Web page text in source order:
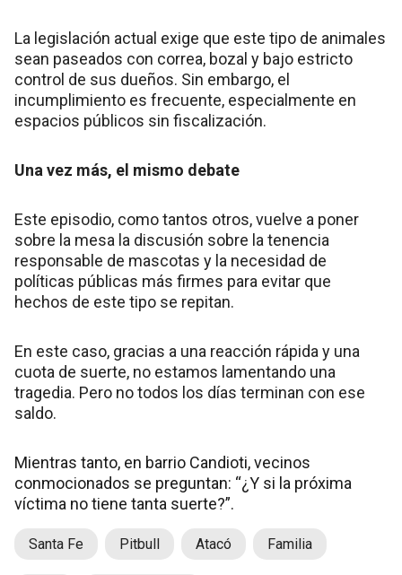
La legislación actual exige que este tipo de animales
sean paseados con correa, bozal y bajo estricto
control de sus dueños. Sin embargo, el
incumplimiento es frecuente, especialmente en
espacios públicos sin fiscalización.
Una vez más, el mismo debate
Este episodio, como tantos otros, vuelve a poner
sobre la mesa la discusión sobre la tenencia
responsable de mascotas y la necesidad de
políticas públicas más firmes para evitar que
hechos de este tipo se repitan.
En este caso, gracias a una reacción rápida y una
cuota de suerte, no estamos lamentando una
tragedia. Pero no todos los días terminan con ese
saldo.
Mientras tanto, en barrio Candioti, vecinos
conmocionados se preguntan: “¿Y si la próxima
víctima no tiene tanta suerte?”.
Santa Fe Pitbull Atacó Familia